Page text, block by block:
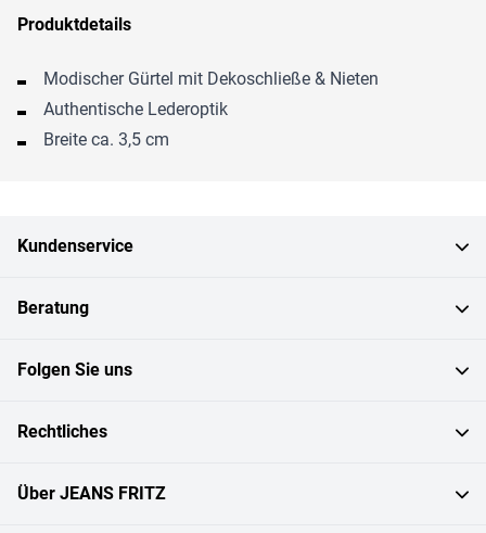
Produktdetails
Modischer Gürtel mit Dekoschließe & Nieten
Authentische Lederoptik
Breite ca. 3,5 cm
Kundenservice
Beratung
Folgen Sie uns
Rechtliches
Über JEANS FRITZ